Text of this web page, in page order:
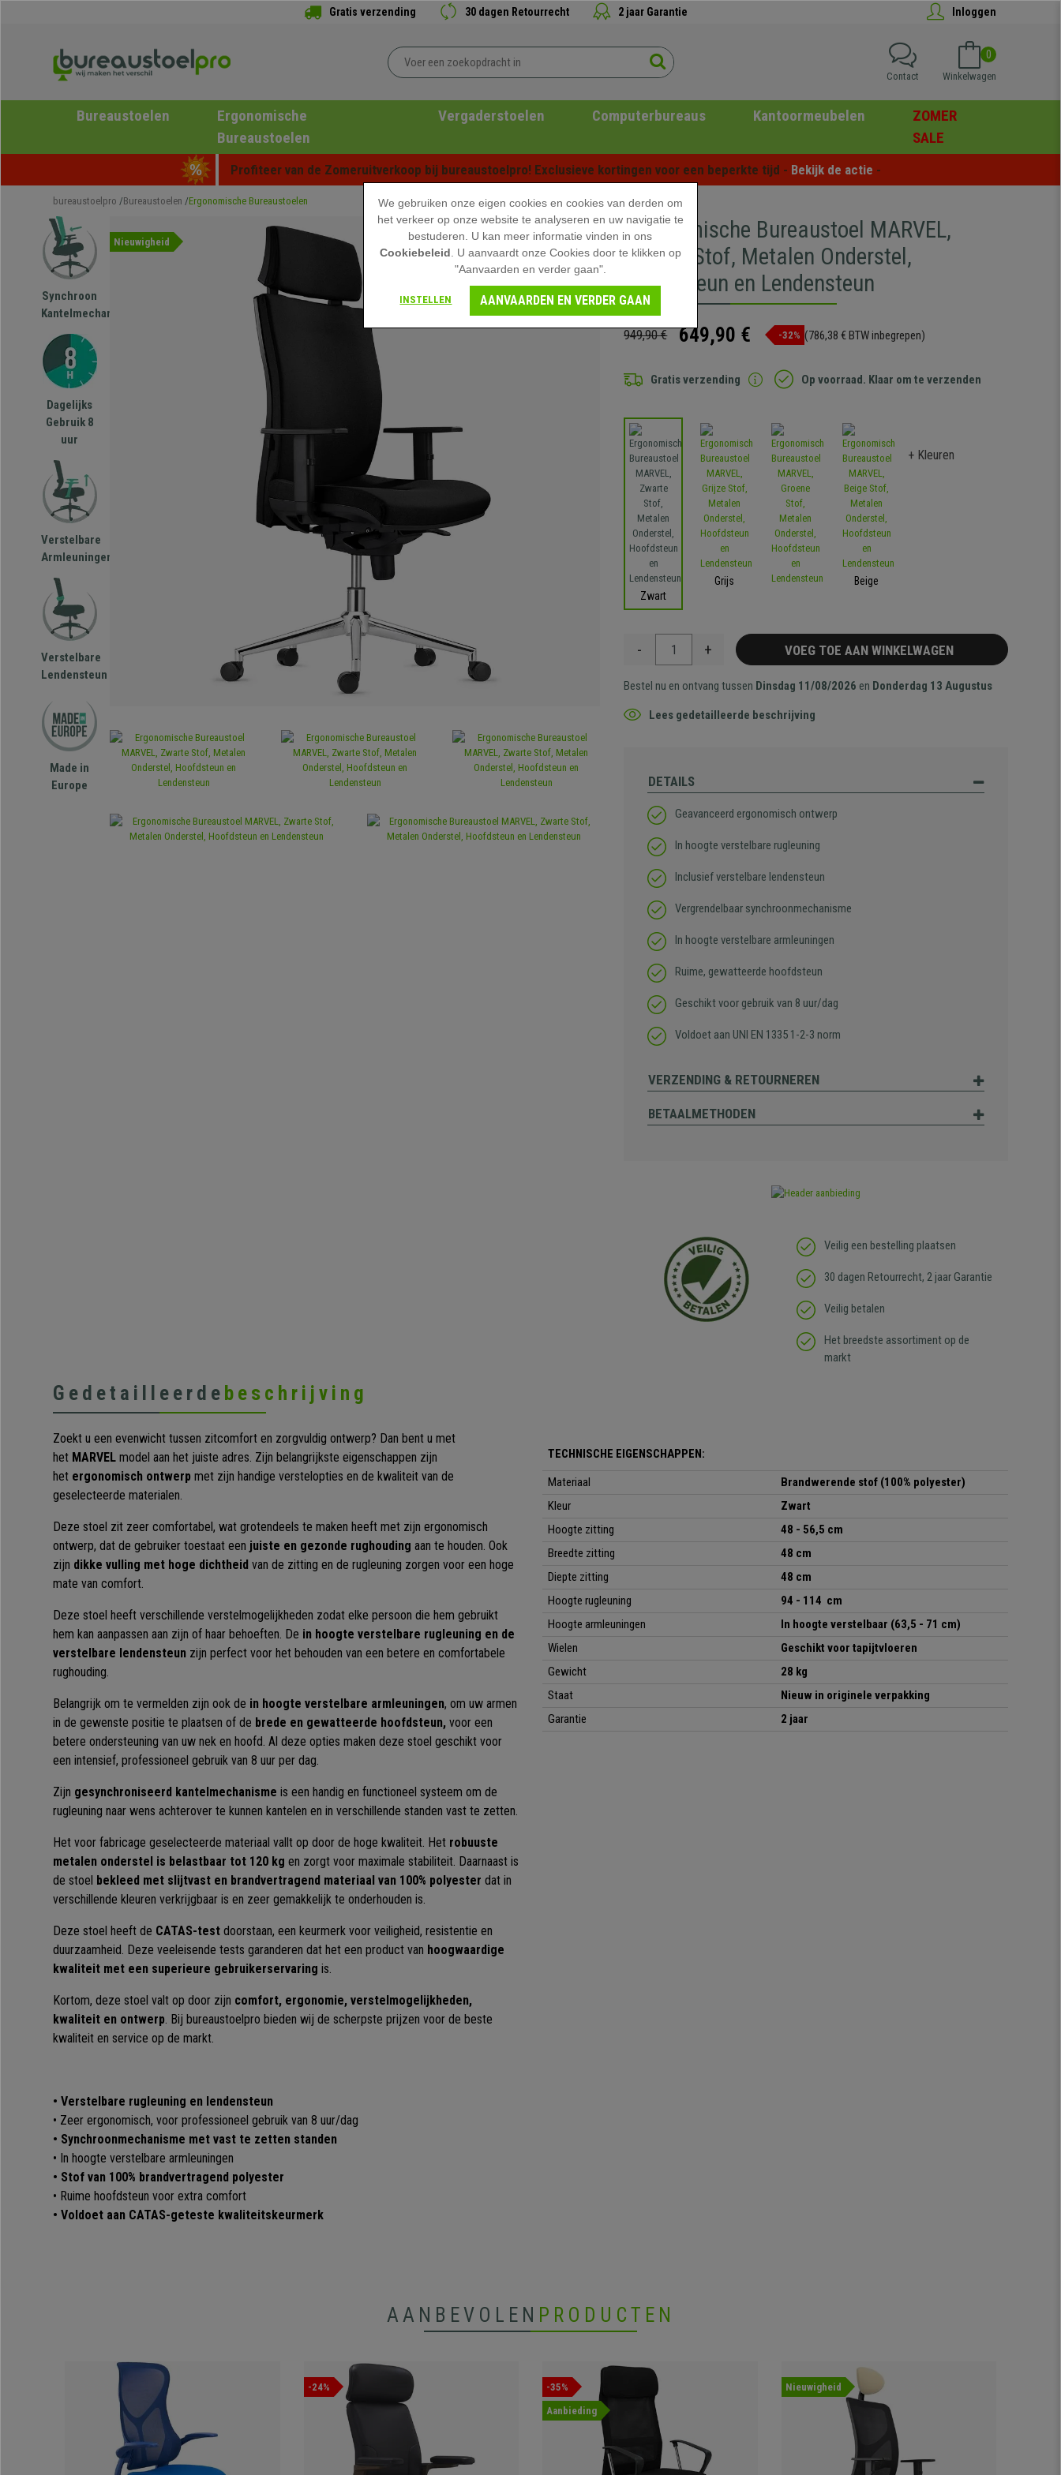
Gratis verzending 30 dagen Retourrecht 2 jaar Garantie Inloggen
0
Winkelwagen
Contact
Bureaustoelen
Ergonomische
Bureaustoelen
Vergaderstoelen Computerbureaus Kantoormeubelen
ZOMER
SALE
Profiteer van de Zomeruitverkoop bij bureaustoelpro! Exclusieve kortingen voor een beperkte tijd - Bekijk de actie -
bureaustoelpro Bureaustoelen Ergonomische Bureaustoelen
Synchroon
Kantelmechanisme
Dagelijks
Gebruik 8
uur
Verstelbare
Armleuningen
Verstelbare
Lendensteun
Made in
Europe
Nieuwigheid
Ergonomische Bureaustoel MARVEL,
Zwarte Stof, Metalen Onderstel,
Hoofdsteun en Lendensteun
949,90 € 649,90 € -32% (786,38 € BTW inbegrepen)
Gratis verzending Op voorraad. Klaar om te verzenden
Zwart
Grijs Beige
+ Kleuren
- + VOEG TOE AAN WINKELWAGEN
Bestel nu en ontvang tussen Dinsdag 11/08/2026 en Donderdag 13 Augustus
Lees gedetailleerde beschrijving
DETAILS
Geavanceerd ergonomisch ontwerp
In hoogte verstelbare rugleuning
Inclusief verstelbare lendensteun
Vergrendelbaar synchroonmechanisme
In hoogte verstelbare armleuningen
Ruime, gewatteerde hoofdsteun
Geschikt voor gebruik van 8 uur/dag
Voldoet aan UNI EN 1335 1-2-3 norm
VERZENDING & RETOURNEREN
BETAALMETHODEN
Veilig een bestelling plaatsen
30 dagen Retourrecht, 2 jaar Garantie
Veilig betalen
Het breedste assortiment op de
markt
Gedetailleerde beschrijving
Zoekt u een evenwicht tussen zitcomfort en zorgvuldig ontwerp? Dan bent u met
het MARVEL model aan het juiste adres. Zijn belangrijkste eigenschappen zijn
het ergonomisch ontwerp met zijn handige verstelopties en de kwaliteit van de
geselecteerde materialen.
Deze stoel zit zeer comfortabel, wat grotendeels te maken heeft met zijn ergonomisch
ontwerp, dat de gebruiker toestaat een juiste en gezonde rughouding aan te houden. Ook
zijn dikke vulling met hoge dichtheid van de zitting en de rugleuning zorgen voor een hoge
mate van comfort.
Deze stoel heeft verschillende verstelmogelijkheden zodat elke persoon die hem gebruikt
hem kan aanpassen aan zijn of haar behoeften. De in hoogte verstelbare rugleuning en de
verstelbare lendensteun zijn perfect voor het behouden van een betere en comfortabele
rughouding.
Belangrijk om te vermelden zijn ook de in hoogte verstelbare armleuningen, om uw armen
in de gewenste positie te plaatsen of de brede en gewatteerde hoofdsteun, voor een
betere ondersteuning van uw nek en hoofd. Al deze opties maken deze stoel geschikt voor
een intensief, professioneel gebruik van 8 uur per dag.
Zijn gesynchroniseerd kantelmechanisme is een handig en functioneel systeem om de
rugleuning naar wens achterover te kunnen kantelen en in verschillende standen vast te zetten.
Het voor fabricage geselecteerde materiaal vallt op door de hoge kwaliteit. Het robuuste
metalen onderstel is belastbaar tot 120 kg en zorgt voor maximale stabiliteit. Daarnaast is
de stoel bekleed met slijtvast en brandvertragend materiaal van 100% polyester dat in
verschillende kleuren verkrijgbaar is en zeer gemakkelijk te onderhouden is.
Deze stoel heeft de CATAS-test doorstaan, een keurmerk voor veiligheid, resistentie en
duurzaamheid. Deze veeleisende tests garanderen dat het een product van hoogwaardige
kwaliteit met een superieure gebruikerservaring is.
Kortom, deze stoel valt op door zijn comfort, ergonomie, verstelmogelijkheden,
kwaliteit en ontwerp. Bij bureaustoelpro bieden wij de scherpste prijzen voor de beste
kwaliteit en service op de markt.
• Verstelbare rugleuning en lendensteun
• Zeer ergonomisch, voor professioneel gebruik van 8 uur/dag
• Synchroonmechanisme met vast te zetten standen
• In hoogte verstelbare armleuningen
• Stof van 100% brandvertragend polyester
• Ruime hoofdsteun voor extra comfort
• Voldoet aan CATAS-geteste kwaliteitskeurmerk
TECHNISCHE EIGENSCHAPPEN:
Materiaal
Brandwerende stof (100% polyester)
Kleur
Zwart
Hoogte zitting
48 - 56,5 cm
Breedte zitting
48 cm
Diepte zitting
48 cm
Hoogte rugleuning
94 - 114 cm
Hoogte armleuningen
In hoogte verstelbaar (63,5 - 71 cm)
Wielen
Geschikt voor tapijtvloeren
Gewicht
28 kg
Staat
Nieuw in originele verpakking
Garantie
2 jaar
AANBEVOLEN PRODUCTEN
-24%
-35%
Aanbieding
Nieuwigheid
We gebruiken onze eigen cookies en cookies van derden om
het verkeer op onze website te analyseren en uw navigatie te
bestuderen. U kan meer informatie vinden in ons
Cookiebeleid . U aanvaardt onze Cookies door te klikken op
"Aanvaarden en verder gaan".
INSTELLEN AANVAARDEN EN VERDER GAAN